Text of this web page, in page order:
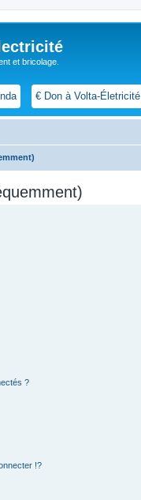
et bricolage.
€ Don à Volta-Életricité
?
!?